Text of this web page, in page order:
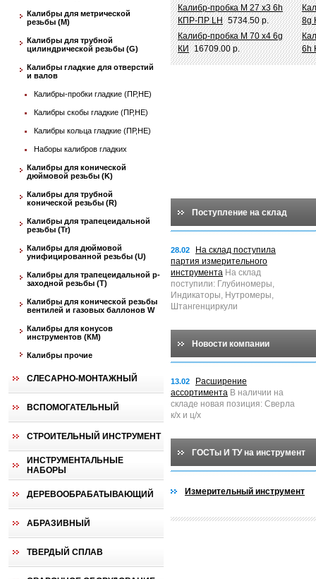
Калибры для метрической
резьбы (М)
Калибры для трубной
цилиндрической резьбы (G)
Калибры гладкие для отверстий
и валов
Калибры-пробки гладкие (ПР,НЕ)
Калибры скобы гладкие (ПР,НЕ)
Калибры кольца гладкие (ПР,НЕ)
Наборы калибров гладких
Калибры для конической
дюймовой резьбы (K)
Калибры для трубной
конической резьбы (R)
Калибры для трапецеидальной
резьбы (Tr)
Калибры для дюймовой
унифицированной резьбы (U)
Калибры для трапецеидальной p-
заходной резьбы (T)
Калибры для конической резьбы
вентилей и газовых баллонов W
Калибры для конусов
инструментов (КМ)
Калибры прочие
СЛЕСАРНО-МОНТАЖНЫЙ
ВСПОМОГАТЕЛЬНЫЙ
СТРОИТЕЛЬНЫЙ ИНСТРУМЕНТ
ИНСТРУМЕНТАЛЬНЫЕ
НАБОРЫ
ДЕРЕВООБРАБАТЫВАЮЩИЙ
АБРАЗИВНЫЙ
ТВЕРДЫЙ СПЛАВ
Калибр-пробка М 27 х3 6h
КПР-ПР LH 5734.50 р.
8g
Калибр-пробка М 70 х4 6g
КИ 16709.00 р.
6h
Поступление на склад
28.02
На склад поступила
партия измерительного
инструмента На склад
поступили: Глубиномеры,
Индикаторы, Нутромеры,
Штангенциркули
Новости компании
13.02
Расширение
ассортимента В наличии на
складе новая позиция: Сверла
к/х и ц/х
ГОСТы И ТУ на инструмент
Измерительный инструмент